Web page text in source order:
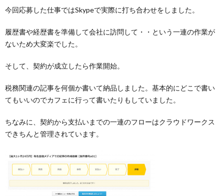
今回応募した仕事ではSkypeで実際に打ち合わせをしました。
履歴書や経歴書を準備して会社に訪問して・・という一連の作業が
ないため大変楽でした。
そして、契約が成立したら作業開始。
税務関連の記事を何個か書いて納品しました。基本的にどこで書い
てもいいのでカフェに行って書いたりもしていました。
ちなみに、契約から支払いまでの一連のフローはクラウドワークス
できちんと管理されています。